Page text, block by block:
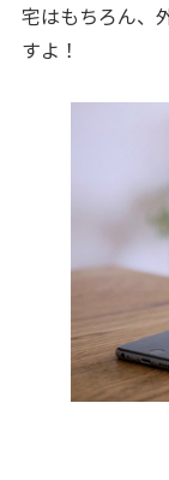
宅はもちろん、
すよ！